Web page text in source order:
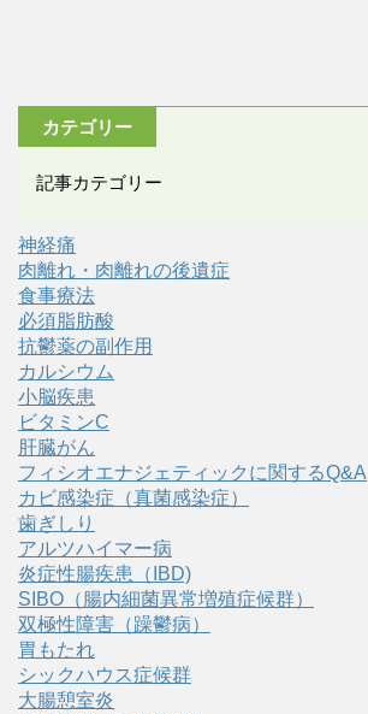
カテゴリー
記事カテゴリー
神経痛
肉離れ・肉離れの後遺症
食事療法
必須脂肪酸
抗鬱薬の副作用
カルシウム
小脳疾患
ビタミンC
肝臓がん
フィシオエナジェティックに関するQ&A
カビ感染症（真菌感染症）
歯ぎしり
アルツハイマー病
炎症性腸疾患（IBD)
SIBO（腸内細菌異常増殖症候群）
双極性障害（躁鬱病）
胃もたれ
シックハウス症候群
大腸憩室炎